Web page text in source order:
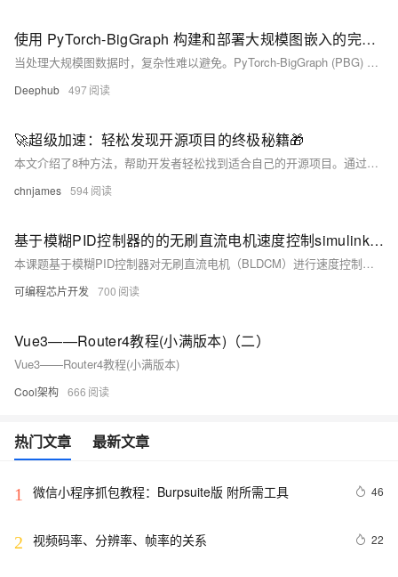
使用 PyTorch-BigGraph 构建和部署大规模图嵌入的完整教程
当处理大规模图数据时，复杂性难以避免。PyTorch-BigGraph (PBG) 是一款专为此设计的工具，能够高效处理数十亿节点和边的图数据。PBG通过多GPU或节点无缝扩展，利用高效的分区技术，生成准确的嵌入表示，适用于社交网络、推荐系统和知识图谱等领域。本文详细介绍PBG的设置、训练和优化方法，涵盖环境配置、数据准备、模型训练、性能优化和实际应用案例，帮助读者高效处理大规模图数据。
Deephub 497
🚀超级加速：轻松发现开源项目的终极秘籍🎁
本文介绍了8种方法，帮助开发者轻松找到适合自己的开源项目。通过利用如 GitHub Trending、Good First Issues 和 OpenSauced 等平台，读者可以有效地筛选和参与开源项目，提升自己的技术能力与社交网络。开源不仅是技术贡献，更是个人成长与机会的宝贵途径。无论是新手还是有经验的开发者，这些资源都能助你一臂之力，让你在开源社区中茁壮成长。
chnjames 594
基于模糊PID控制器的的无刷直流电机速度控制simulink建模与仿真
本课题基于模糊PID控制器对无刷直流电机（BLDCM）进行速度控制的Simulink建模与仿真。该系统融合了传统PID控制与模糊逻辑的优势，提高了BLDCM的速度动态响应、抗干扰能力和稳态精度。通过模糊化、模糊推理和解模糊等步骤，动态调整PID参数，实现了对电机转速的精确控制。适用于多种工况下的BLDCM速度控制应用。
可编程芯片开发 700
Vue3——Router4教程(小满版本)（二）
Vue3——Router4教程(小满版本)
Cool架构 666
热门文章 最新文章
1 微信小程序抓包教程：Burpsuite版 附所需工具 46
2 视频码率、分辨率、帧率的关系 22